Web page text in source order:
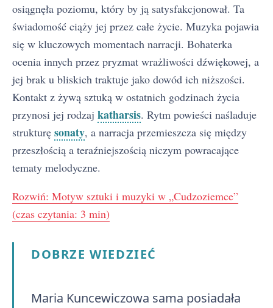
osiągnęła poziomu, który by ją satysfakcjonował. Ta
świadomość ciąży jej przez całe życie. Muzyka pojawia
się w kluczowych momentach narracji. Bohaterka
ocenia innych przez pryzmat wrażliwości dźwiękowej, a
jej brak u bliskich traktuje jako dowód ich niższości.
Kontakt z żywą sztuką w ostatnich godzinach życia
przynosi jej rodzaj katharsis. Rytm powieści naśladuje
strukturę sonaty, a narracja przemieszcza się między
przeszłością a teraźniejszością niczym powracające
tematy melodyczne.
Rozwiń: Motyw sztuki i muzyki w „Cudzoziemce”
(czas czytania: 3 min)
DOBRZE WIEDZIEĆ
Maria Kuncewiczowa sama posiadała